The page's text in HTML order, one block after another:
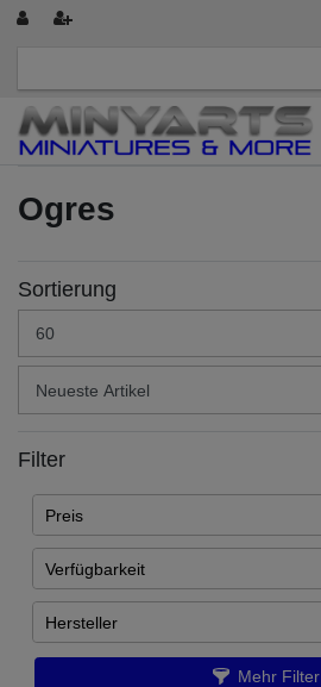
Ogres
Sortierung
Filter
Preis
€ ―
Übernehmen
Verfügbarkeit
Auf Lager
Artikel ist nachbestellt
Hersteller
Mantic Games
Mehr Filter